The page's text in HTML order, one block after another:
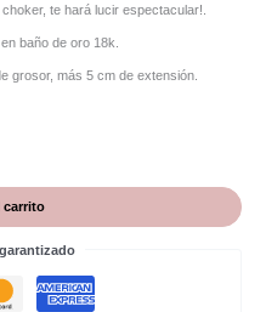
te hará lucir espectacular!.
baño de oro 18k.
grosor, más 5 cm de extensión.
carrito